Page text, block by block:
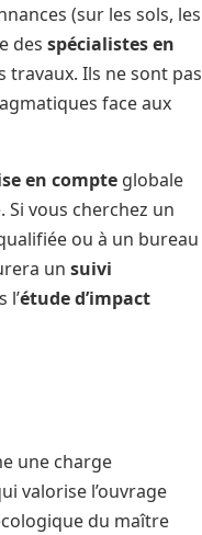
(sur les sols, les
des spécialistes en
travaux. Ils ne sont pas
face aux
en compte globale
Si vous cherchez un
ou à un bureau
un suivi
l’étude d’impact
une charge
valorise l’ouvrage
du maître